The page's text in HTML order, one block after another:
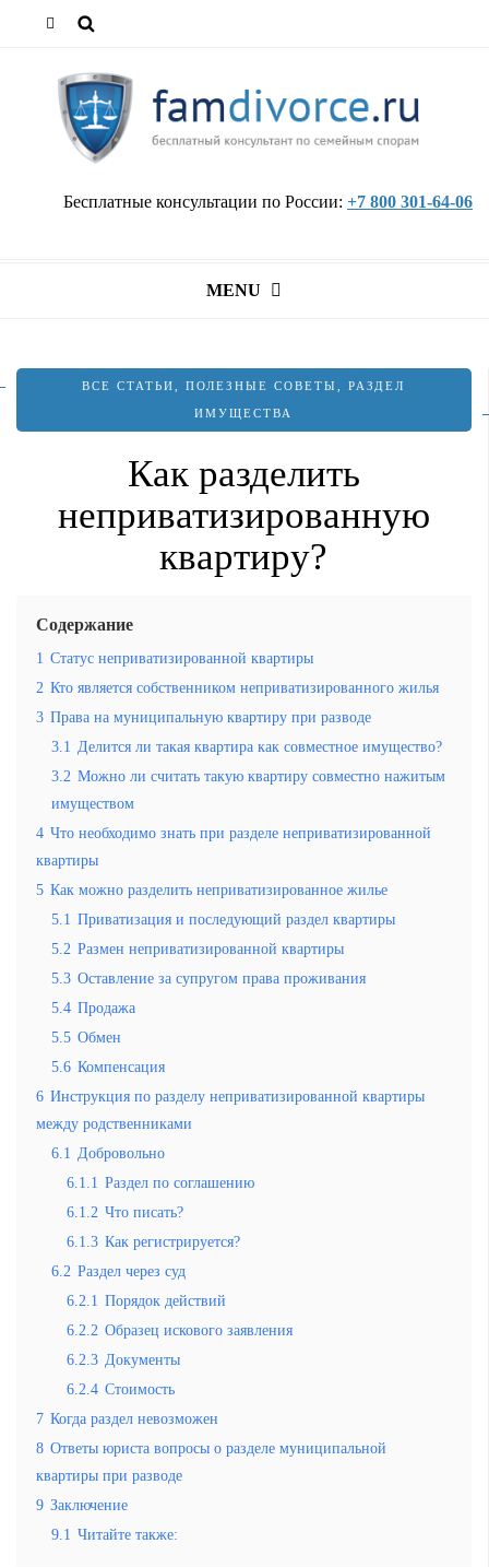
Бесплатные консультации по России: +7 800 301-64-06
MENU
ВСЕ СТАТЬИ ,ПОЛЕЗНЫЕ СОВЕТЫ ,РАЗДЕЛ
ИМУЩЕСТВА
Как разделить
неприватизированную
квартиру?
Содержание
1 Статус неприватизированной квартиры
2 Кто является собственником неприватизированного жилья
3 Права на муниципальную квартиру при разводе
3.1 Делится ли такая квартира как совместное имущество?
3.2 Можно ли считать такую квартиру совместно нажитым
имуществом
4 Что необходимо знать при разделе неприватизированной
квартиры
5 Как можно разделить неприватизированное жилье
5.1 Приватизация и последующий раздел квартиры
5.2 Размен неприватизированной квартиры
5.3 Оставление за супругом права проживания
5.4 Продажа
5.5 Обмен
5.6 Компенсация
6 Инструкция по разделу неприватизированной квартиры
между родственниками
6.1 Добровольно
6.1.1 Раздел по соглашению
6.1.2 Что писать?
6.1.3 Как регистрируется?
6.2 Раздел через суд
6.2.1 Порядок действий
6.2.2 Образец искового заявления
6.2.3 Документы
6.2.4 Стоимость
7 Когда раздел невозможен
8 Ответы юриста вопросы о разделе муниципальной
квартиры при разводе
9 Заключение
9.1 Читайте также: